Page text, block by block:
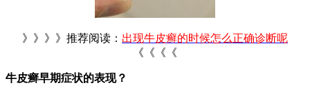
》》》》推荐阅读： 出现牛皮癣的时候怎么正确诊断呢
《《《《
牛皮癣早期症状的表现？